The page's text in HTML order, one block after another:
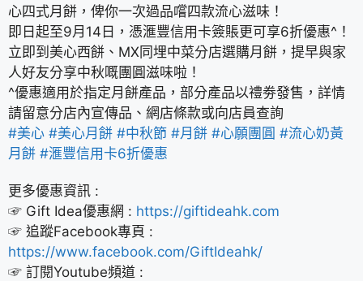
心四式月餅，俾你一次過品嚐四款流心滋味！
即日起至9月14日，憑滙豐信用卡簽賬更可享6折優惠^！
立即到美心西餅、MX同埋中菜分店選購月餅，提早與家
人好友分享中秋嘅團圓滋味啦！
^優惠適用於指定月餅產品，部分產品以禮劵發售，詳情
請留意分店內宣傳品、網店條款或向店員查詢
#美心 #美心月餅 #中秋節 #月餅 #心願團圓 #流心奶黃
月餅 #滙豐信用卡6折優惠
更多優惠資訊 :
☞ Gift Idea優惠網 : https://giftideahk.com
☞ 追蹤Facebook專頁 :
https://www.facebook.com/GiftIdeahk/
☞ 訂閱Youtube頻道 :